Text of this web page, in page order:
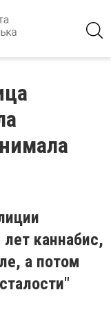
каннабис,
а потом